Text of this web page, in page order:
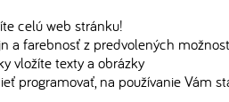
celú web stránku!
a farebnosť z predvolených
vložíte texty a obrázky
programovať, na používanie Vám